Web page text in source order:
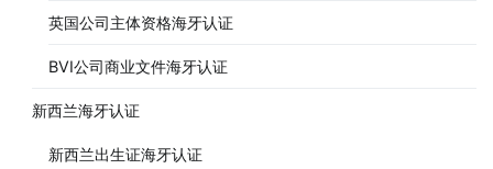
英国公司主体资格海牙认证
BVI公司商业文件海牙认证
新西兰海牙认证
新西兰出生证海牙认证